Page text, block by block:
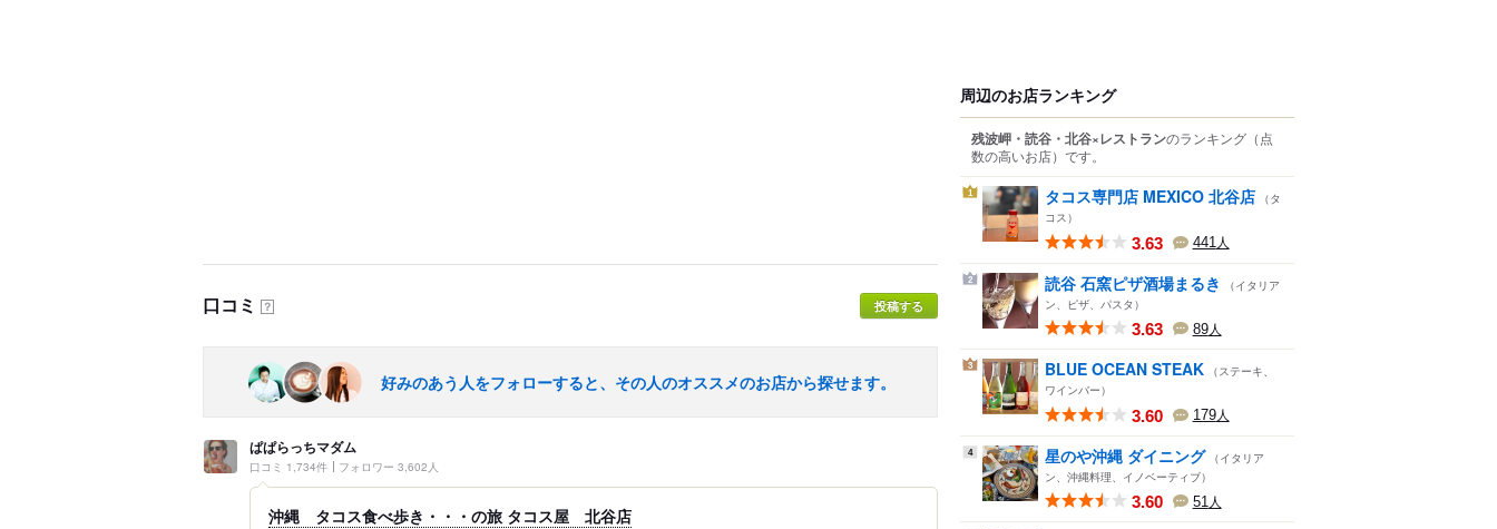
口コミ ？ 投稿する
好みのあう人をフォローすると、その人のオススメのお店から探せます。
ぱぱらっちマダム
口コミ 1,734件 フォロワー 3,602人
沖縄 タコス食べ歩き・・・の旅 タコス屋 北谷店
周辺のお店ランキング
残波岬・読谷・北谷×レストランのランキング （点
数の高いお店） です。
1 タコス専門店 MEXICO 北谷店 （タ
コス）
3.63 441人
2 読谷 石窯ピザ酒場まるき
（イタリア
ン、ピザ、パスタ）
3.63 89人
3 BLUE OCEAN STEAK （ステーキ、
ワインバー）
3.60 179人
4 星のや沖縄 ダイニング （イタリア
ン、沖縄料理、イノベーティブ）
3.60 51 人